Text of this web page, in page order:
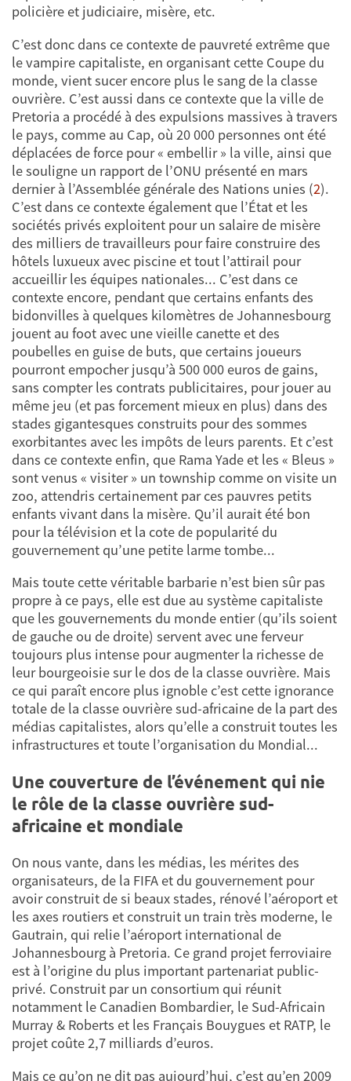
policière et judiciaire, misère, etc.
C’est donc dans ce contexte de pauvreté extrême que
le vampire capitaliste, en organisant cette Coupe du
monde, vient sucer encore plus le sang de la classe
ouvrière. C’est aussi dans ce contexte que la ville de
Pretoria a procédé à des expulsions massives à travers
le pays, comme au Cap, où 20 000 personnes ont été
déplacées de force pour « embellir » la ville, ainsi que
le souligne un rapport de l’ONU présenté en mars
dernier à l’Assemblée générale des Nations unies (2).
C’est dans ce contexte également que l’État et les
sociétés privés exploitent pour un salaire de misère
des milliers de travailleurs pour faire construire des
hôtels luxueux avec piscine et tout l’attirail pour
accueillir les équipes nationales... C’est dans ce
contexte encore, pendant que certains enfants des
bidonvilles à quelques kilomètres de Johannesbourg
jouent au foot avec une vieille canette et des
poubelles en guise de buts, que certains joueurs
pourront empocher jusqu’à 500 000 euros de gains,
sans compter les contrats publicitaires, pour jouer au
même jeu (et pas forcement mieux en plus) dans des
stades gigantesques construits pour des sommes
exorbitantes avec les impôts de leurs parents. Et c’est
dans ce contexte enfin, que Rama Yade et les « Bleus »
sont venus « visiter » un township comme on visite un
zoo, attendris certainement par ces pauvres petits
enfants vivant dans la misère. Qu’il aurait été bon
pour la télévision et la cote de popularité du
gouvernement qu’une petite larme tombe...
Mais toute cette véritable barbarie n’est bien sûr pas
propre à ce pays, elle est due au système capitaliste
que les gouvernements du monde entier (qu’ils soient
de gauche ou de droite) servent avec une ferveur
toujours plus intense pour augmenter la richesse de
leur bourgeoisie sur le dos de la classe ouvrière. Mais
ce qui paraît encore plus ignoble c’est cette ignorance
totale de la classe ouvrière sud-africaine de la part des
médias capitalistes, alors qu’elle a construit toutes les
infrastructures et toute l’organisation du Mondial...
Une couverture de l’événement qui nie
le rôle de la classe ouvrière sud-
africaine et mondiale
On nous vante, dans les médias, les mérites des
organisateurs, de la FIFA et du gouvernement pour
avoir construit de si beaux stades, rénové l’aéroport et
les axes routiers et construit un train très moderne, le
Gautrain, qui relie l’aéroport international de
Johannesbourg à Pretoria. Ce grand projet ferroviaire
est à l’origine du plus important partenariat public-
privé. Construit par un consortium qui réunit
notamment le Canadien Bombardier, le Sud-Africain
Murray & Roberts et les Français Bouygues et RATP, le
projet coûte 2,7 milliards d’euros.
Mais ce qu’on ne dit pas aujourd’hui, c’est qu’en 2009